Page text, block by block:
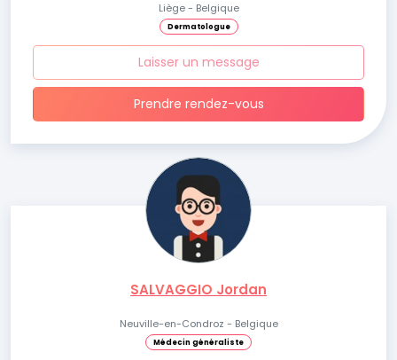
Liège - Belgique
Dermatologue
Laisser un message
Prendre rendez-vous
SALVAGGIO Jordan
Neuville-en-Condroz - Belgique
Médecin généraliste